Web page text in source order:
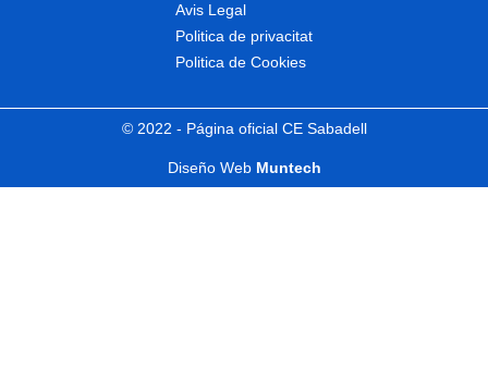
Avis Legal
Politica de privacitat
Politica de Cookies
© 2022 - Página oficial CE Sabadell
Diseño Web Muntech